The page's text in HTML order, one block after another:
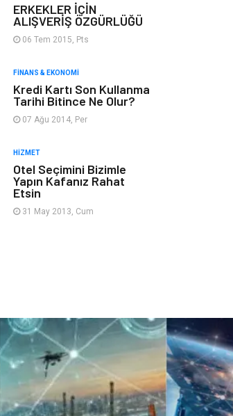
Organizasyon
Aksesuar
Astroloji
ERKEKLER İÇİN
ALIŞVERİŞ ÖZGÜRLÜĞÜ
06 Tem 2015, Pts
FINANS & EKONOMI
Kredi Kartı Son Kullanma
Tarihi Bitince Ne Olur?
07 Ağu 2014, Per
HIZMET
Otel Seçimini Bizimle
Yapın Kafanız Rahat
Etsin
31 May 2013, Cum